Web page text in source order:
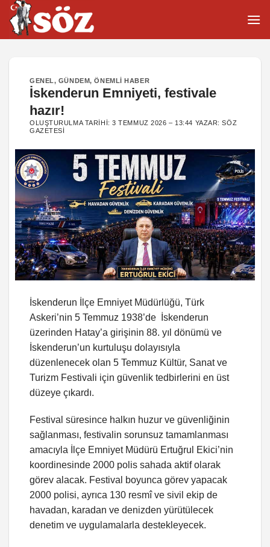
İçeriğe
atla
GENEL, GÜNDEM,ÖNEMLI HABER
İskenderun Emniyeti, festivale
hazır!
OLUŞTURULMA TARIHI:3 TEMMUZ 2026 – 13:44 YAZAR:SÖZ
GAZETESI
İskenderun İlçe Emniyet Müdürlüğü, Türk
Askeri’nin 5 Temmuz 1938’de İskenderun
üzerinden Hatay’a girişinin 88. yıl dönümü ve
İskenderun’un kurtuluşu dolayısıyla
düzenlenecek olan 5 Temmuz Kültür, Sanat ve
Turizm Festivali için güvenlik tedbirlerini en üst
düzeye çıkardı.
Festival süresince halkın huzur ve güvenliğinin
sağlanması, festivalin sorunsuz tamamlanması
amacıyla İlçe Emniyet Müdürü Ertuğrul Ekici’nin
koordinesinde 2000 polis sahada aktif olarak
görev alacak. Festival boyunca görev yapacak
2000 polisi, ayrıca 130 resmî ve sivil ekip de
havadan, karadan ve denizden yürütülecek
denetim ve uygulamalarla destekleyecek.